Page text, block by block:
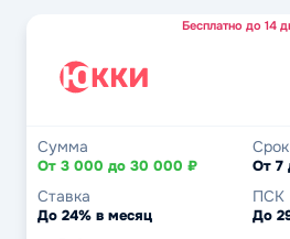
Бесплатно до 14
Сумма
От 3 000 до 30 000 ₽
Срок
От 7
Ставка
До 24% в месяц
ПСК
До